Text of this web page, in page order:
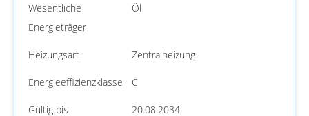
Wesentliche
Energieträger
Öl
Heizungsart Zentralheizung
Energieeffizienzklasse C
Gültig bis 20.08.2034